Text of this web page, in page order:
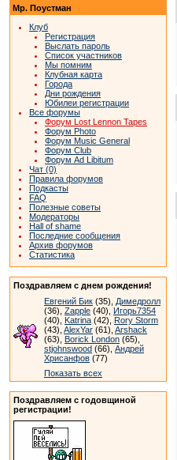
Мр. Поустман
Клуб
Регистрация
Выслать пароль
Список участников
Мы помним
Клубная карта
Города
Дни рождения
Юбилеи регистрации
Все форумы
Форум Lost Lennon Tapes
Форум Photo
Форум Music General
Форум Club
Форум Ad Libitum
Чат (0)
Правила форумов
Подкасты
FAQ
Полезные советы
Модераторы
Hall of shame
Последние сообщения
Архив форумов
Статистика
Поздравляем с днем рождения!
Евгений Бик (35), Димедролл
(36), Zapple (40), Игорь7354
(40), Katrina (42), Rory Storm
(43), AlexYar (61), Arshack
(63), Borick London (65),
stjohnswood (66), Андрей
Хрисанфов (77)
Показать всех
Поздравляем с годовщиной
регистрации!